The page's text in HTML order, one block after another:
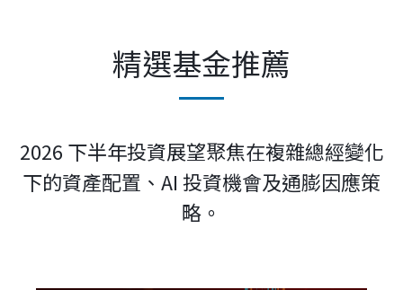
精選基金推薦
2026 下半年投資展望聚焦在複雜總經變化
下的資產配置、AI 投資機會及通膨因應策
略。